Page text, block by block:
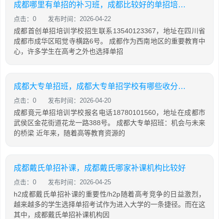
成都哪里有单招的补习班，成都比较好的单招培训机构
点击：0 发布时间：2026-04-22
成都首创单招培训学校招生联系13540123367，地址在四川省
成都市成华区昭觉寺横路6号。 成都作为西南地区的重要教育中
心，许多学生在高考之外也选择单招
成都大专单招班，成都大专单招学校有哪些收分比较低
点击：0 发布时间：2026-04-20
成都竟元单招培训学校报名电话18780101560，地址在成都市
武侯区金花街道花龙一路388号。 成都大专单招班：机会与未来
的桥梁 近年来，随着高等教育资源的
成都戴氏单招补课，成都戴氏哪家补课机构比较好
点击：0 发布时间：2026-04-25
h2成都戴氏单招补课的重要性/h2p随着高考竞争的日益激烈，
越来越多的学生选择单招考试作为进入大学的一条捷径。而在这
其中，成都戴氏单招补课机构因